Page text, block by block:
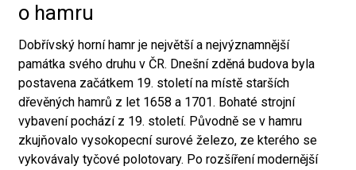
o hamru
Dobřívský horní hamr je největší a nejvýznamnější
památka svého druhu v ČR. Dnešní zděná budova byla
postavena začátkem 19. století na místě starších
dřevěných hamrů z let 1658 a 1701. Bohaté strojní
vybavení pochází z 19. století. Původně se v hamru
zkujňovalo vysokopecní surové železo, ze kterého se
vykovávaly tyčové polotovary. Po rozšíření modernější